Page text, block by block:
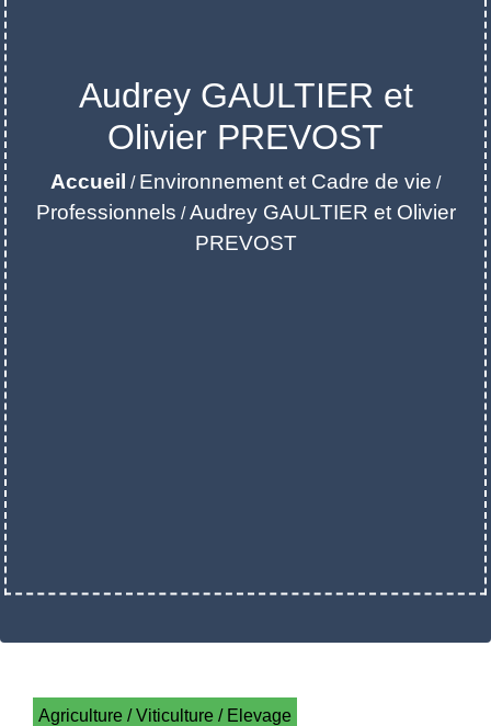
Audrey GAULTIER et
Olivier PREVOST
Accueil / Environnement et Cadre de vie /
Professionnels /Audrey GAULTIER et Olivier
PREVOST
Agriculture / Viticulture / Elevage